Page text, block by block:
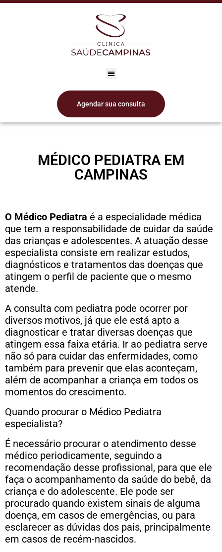
Agendar sua consulta
MÉDICO PEDIATRA EM
CAMPINAS
O Médico Pediatra é a especialidade médica
que tem a responsabilidade de cuidar da saúde
das crianças e adolescentes. A atuação desse
especialista consiste em realizar estudos,
diagnósticos e tratamentos das doenças que
atingem o perfil de paciente que o mesmo
atende.
A consulta com pediatra pode ocorrer por
diversos motivos, já que ele está apto a
diagnosticar e tratar diversas doenças que
atingem essa faixa etária. Ir ao pediatra serve
não só para cuidar das enfermidades, como
também para prevenir que elas aconteçam,
além de acompanhar a criança em todos os
momentos do crescimento.
Quando procurar o Médico Pediatra
especialista?
É necessário procurar o atendimento desse
médico periodicamente, seguindo a
recomendação desse profissional, para que ele
faça o acompanhamento da saúde do bebê, da
criança e do adolescente. Ele pode ser
procurado quando existem sinais de alguma
doença, em casos de emergências, ou para
esclarecer as dúvidas dos pais, principalmente
em casos de recém-nascidos.